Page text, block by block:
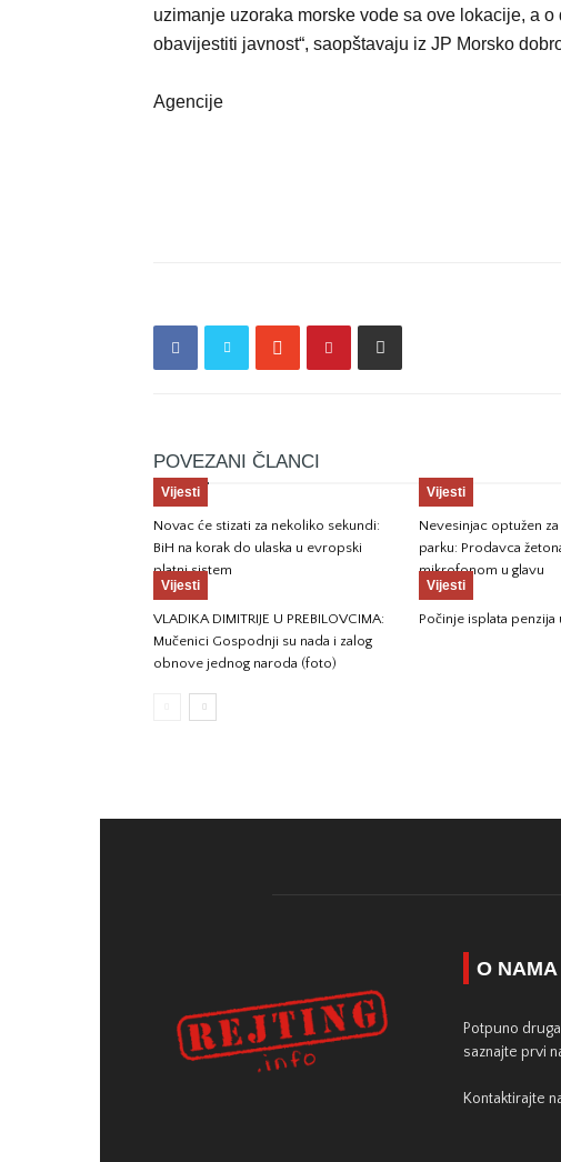
uzimanje uzoraka morske vode sa ove lokacije, a
obavijestiti javnost“, saopštavaju iz JP Morsko
Agencije
POVEZANI ČLANCI
Vijesti
Novac će stizati za nekoliko sekundi:
BiH na korak do ulaska u evropski
platni sistem
Vijesti
Nevesinjac optužen
parku: Prodavca
mikrofonom u glavu
Vijesti
VLADIKA DIMITRIJE U PREBILOVCIMA:
Mučenici Gospodnji su nada i zalog
obnove jednog naroda (foto)
Vijesti
Počinje isplata penzija
O NAMA
Potpuno
saznajte prvi
Kontaktirajte